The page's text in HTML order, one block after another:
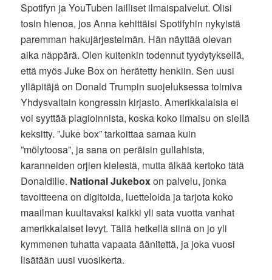
Spotifyn ja YouTuben lailliset ilmaispalvelut. Olisi
tosin hienoa, jos Anna kehittäisi Spotifyhin nykyistä
paremman hakujärjestelmän. Hän näyttää olevan
aika näppärä. Olen kuitenkin todennut tyydytyksellä,
että myös Juke Box on herätetty henkiin. Sen uusi
ylläpitäjä on Donald Trumpin suojeluksessa toimiva
Yhdysvaltain kongressin kirjasto. Amerikkalaisia ei
voi syyttää plagioinnista, koska koko ilmaisu on siellä
keksitty. ”Juke box” tarkoittaa samaa kuin
”mölytoosa”, ja sana on peräisin gullahista,
karanneiden orjien kielestä, mutta älkää kertoko tätä
Donaldille. National Jukeboxon palvelu, jonka
tavoitteena on digitoida, luetteloida ja tarjota koko
maailman kuultavaksi kaikki yli sata vuotta vanhat
amerikkalaiset levyt. Tällä hetkellä siinä on jo yli
kymmenen tuhatta vapaata äänitettä, ja joka vuosi
lisätään uusi vuosikerta.